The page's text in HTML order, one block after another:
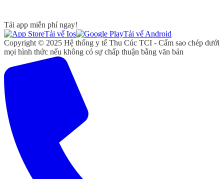
Tải app miễn phí ngay!
Tải vể Ios
Tải vể Android
Copyright © 2025 Hệ thống y tế Thu Cúc TCI - Cấm sao chép dưới
mọi hình thức nếu không có sự chấp thuận bằng văn bản